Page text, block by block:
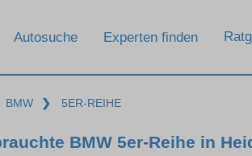
Autosuche Experten finden
BMW ❯ 5ER-REIHE
BMW 5er-Reihe in